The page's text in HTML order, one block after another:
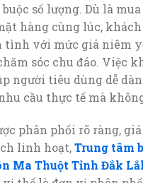
số lượng. Dù là
hàng cùng lúc, khách
tình với mức giá niêm
sóc chu đáo. Việc
người tiêu dùng dễ
cầu thực tế mà
phân phối rõ ràng,
linh hoạt,Trung tâm
Ma Thuột Tỉnh Đắk